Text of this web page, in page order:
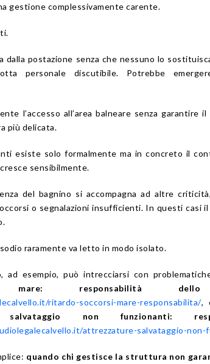
gestione complessivamente carente.
dalla postazione senza che nessuno lo
personale discutibile. Potrebbe
l’accesso all’area balneare senza garantire
più delicata.
esiste solo formalmente ma in concreto il
sensibilmente.
del bagnino si accompagna ad altre
o segnalazioni insufficienti. In questi casi il
raramente va letto in modo isolato.
ad esempio, può intrecciarsi con
responsabilità dello
ritardo-soccorsi-mare-responsabilita/,
non funzionanti:
attrezzature-salvataggio-non-
quando chi gestisce la struttura non